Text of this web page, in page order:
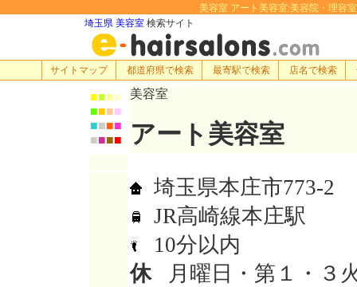
美容室 アート美容室:美容院・理容
埼玉県 美容室 検索サイト
サイトマップ 都道府県で検索 最寄駅で検索 店名で検索
■■■■
■■■■
■■■■
■■■■
美容室
アート美容室
埼玉県本庄市773-2
JR高崎線本庄駅
10分以内
休月曜日・第１・３